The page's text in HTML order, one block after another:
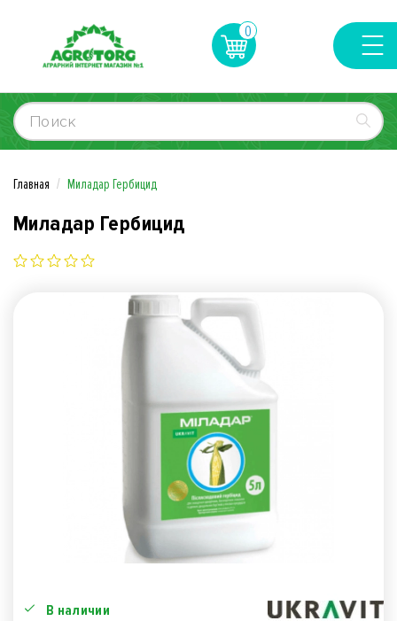
0
Главная Миладар Гербицид
Миладар Гербицид
В наличии